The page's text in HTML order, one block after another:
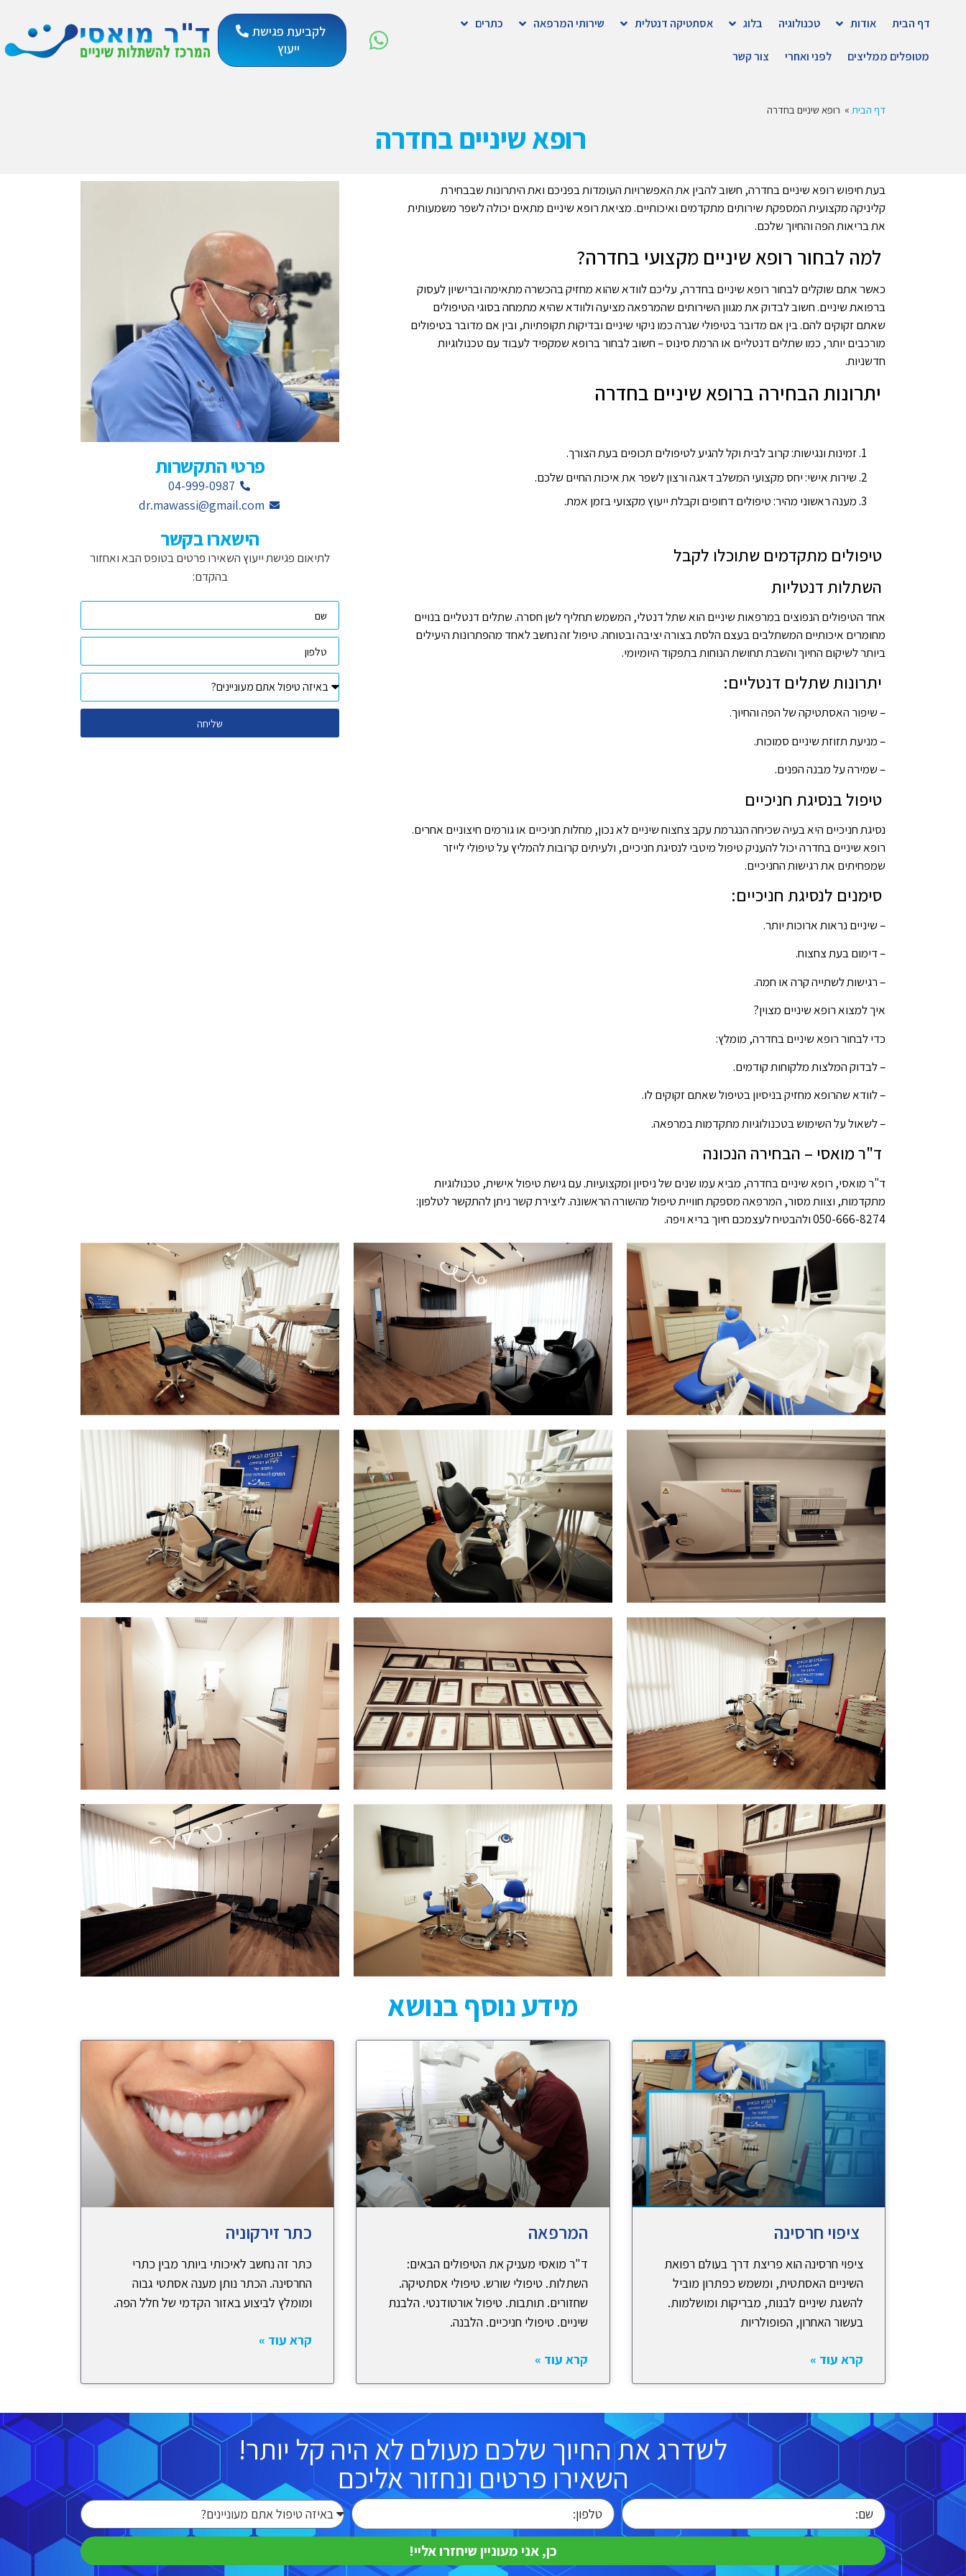
דף הבית אודות טכנולוגיה בלוג אסתטיקה דנטלית שירותי המרפאה כתרים
מטופלים ממליצים לפני ואחרי צור קשר
לקביעת פגישת
ייעוץ
דף הבית » רופא שיניים בחדרה
רופא שיניים בחדרה
בעת חיפוש רופא שיניים בחדרה, חשוב להבין את האפשרויות העומדות בפניכם ואת היתרונות שבבחירת
קליניקה מקצועית המספקת שירותים מתקדמים ואיכותיים. מציאת רופא שיניים מתאים יכולה לשפר משמעותית
את בריאות הפה והחיוך שלכם.
למה לבחור רופא שיניים מקצועי בחדרה?
כאשר אתם שוקלים לבחור רופא שיניים בחדרה, עליכם לוודא שהוא מחזיק בהכשרה מתאימה וברישיון לעסוק
ברפואת שיניים. חשוב לבדוק את מגוון השירותים שהמרפאה מציעה ולוודא שהיא מתמחה בסוגי הטיפולים
שאתם זקוקים להם. בין אם מדובר בטיפולי שגרה כמו ניקוי שיניים ובדיקות תקופתיות, ובין אם מדובר בטיפולים
מורכבים יותר, כמו שתלים דנטליים או הרמת סינוס – חשוב לבחור ברופא שמקפיד לעבוד עם טכנולוגיות
חדשניות.
יתרונות הבחירה ברופא שיניים בחדרה
זמינות ונגישות: קרוב לבית וקל להגיע לטיפולים תכופים בעת הצורך.
שירות אישי: יחס מקצועי המשלב דאגה ורצון לשפר את איכות החיים שלכם.
מענה ראשוני מהיר: טיפולים דחופים וקבלת ייעוץ מקצועי בזמן אמת.
טיפולים מתקדמים שתוכלו לקבל
השתלות דנטליות
אחד הטיפולים הנפוצים במרפאות שיניים הוא שתל דנטלי, המשמש תחליף לשן חסרה. שתלים דנטליים בנויים
מחומרים איכותיים המשתלבים בעצם הלסת בצורה יציבה ובטוחה. טיפול זה נחשב לאחד מהפתרונות היעילים
ביותר לשיקום החיוך והשבת תחושת הנוחות בתפקוד היומיומי.
יתרונות שתלים דנטליים:
– שיפור האסתטיקה של הפה והחיוך.
– מניעת תזוזת שיניים סמוכות.
– שמירה על מבנה הפנים.
טיפול בנסיגת חניכיים
נסיגת חניכיים היא בעיה שכיחה הנגרמת עקב צחצוח שיניים לא נכון, מחלות חניכיים או גורמים חיצוניים אחרים.
רופא שיניים בחדרה יכול להעניק טיפול מיטבי לנסיגת חניכיים, ולעיתים קרובות להמליץ על טיפולי לייזר
שמפחיתים את רגישות החניכיים.
סימנים לנסיגת חניכיים:
– שיניים נראות ארוכות יותר.
– דימום בעת צחצוח.
– רגישות לשתייה קרה או חמה.
איך למצוא רופא שיניים מצוין?
כדי לבחור רופא שיניים בחדרה, מומלץ:
– לבדוק המלצות מלקוחות קודמים.
– לוודא שהרופא מחזיק בניסיון בטיפול שאתם זקוקים לו.
– לשאול על השימוש בטכנולוגיות מתקדמות במרפאה.
ד"ר מואסי – הבחירה הנכונה
ד"ר מואסי, רופא שיניים בחדרה, מביא עמו שנים של ניסיון ומקצועיות. עם גישת טיפול אישית, טכנולוגיות
מתקדמות, וצוות מסור, המרפאה מספקת חוויית טיפול מהשורה הראשונה. ליצירת קשר ניתן להתקשר לטלפון:
050-666-8274 ולהבטיח לעצמכם חיוך בריא ויפה.
פרטי התקשרות
04-999-0987
dr.mawassi@gmail.com
הישארו בקשר
לתיאום פגישת ייעוץ השאירו פרטים בטופס הבא ואחזור
בהקדם:
שליחה
מידע נוסף בנושא
ציפוי חרסינה
ציפוי חרסינה הוא פריצת דרך בעולם רפואת
השיניים האסתטית, ומשמש כפתרון מוביל
להשגת שיניים לבנות, מבריקות ומושלמות.
בעשור האחרון, הפופולריות
קרא עוד »
המרפאה
ד"ר מואסי מעניק את הטיפולים הבאים:
השתלות. טיפולי שורש. טיפולי אסתטיקה.
שחזורים. תותבות. טיפול אורטודנטי. הלבנת
שיניים. טיפולי חניכיים. הלבנה.
קרא עוד »
כתר זירקוניה
כתר זה נחשב לאיכותי ביותר מבין כתרי
החרסינה. הכתר נותן מענה אסתטי גבוה
ומומלץ לביצוע באזור הקדמי של חלל הפה.
קרא עוד »
לשדרג את החיוך שלכם מעולם לא היה קל יותר!
השאירו פרטים ונחזור אליכם
כן, אני מעוניין שיחזרו אליי!